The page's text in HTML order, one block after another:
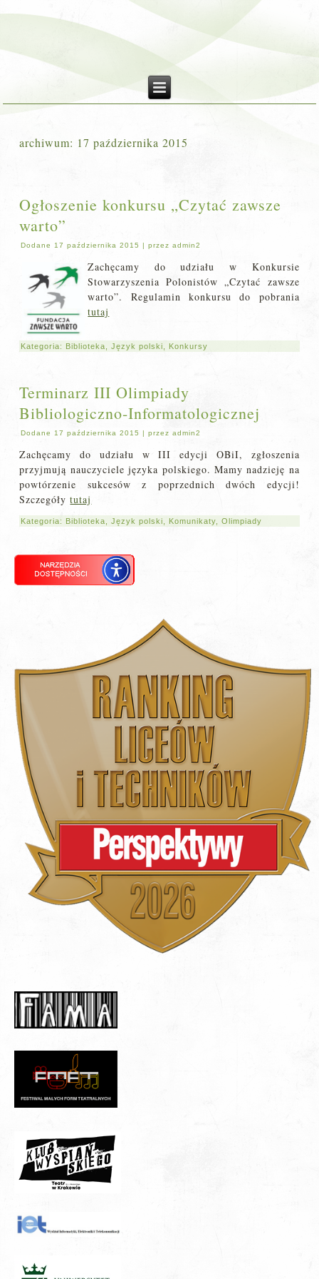
archiwum: 17 października 2015
Ogłoszenie konkursu „Czytać zawsze
warto”
Dodane 17 października 2015 |przez admin2
Zachęcamy do udziału w Konkursie
Stowarzyszenia Polonistów „Czytać zawsze
warto”. Regulamin konkursu do pobrania
tutaj
Kategoria: Biblioteka ,Język polski Konkursy
Terminarz III Olimpiady
Bibliologiczno-Informatologicznej
Dodane 17 października 2015 |przez admin2
Zachęcamy do udziału w III edycji OBiI, zgłoszenia
przyjmują nauczyciele języka polskiego. Mamy nadzieję na
powtórzenie sukcesów z poprzednich dwóch edycji!
Szczegółytutaj
Kategoria: Biblioteka ,Język polski Komunikaty ,Olimpiady